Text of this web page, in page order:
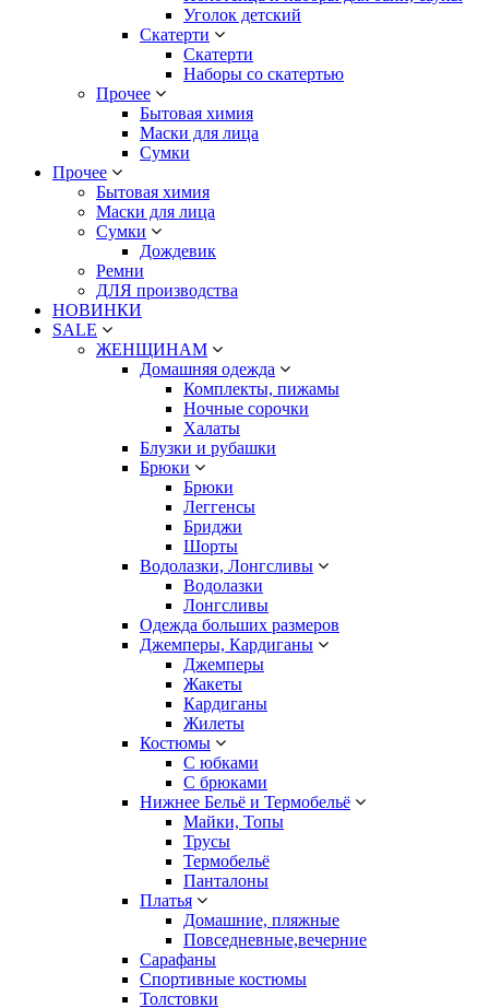
Уголок детский
Скатерти
Скатерти
Наборы со скатертью
Прочее
Бытовая химия
Маски для лица
Сумки
Прочее
Бытовая химия
Маски для лица
Сумки
Дождевик
Ремни
ДЛЯ производства
НОВИНКИ
SALE
ЖЕНЩИНАМ
Домашняя одежда
Комплекты, пижамы
Ночные сорочки
Халаты
Блузки и рубашки
Брюки
Брюки
Леггенсы
Бриджи
Шорты
Водолазки, Лонгсливы
Водолазки
Лонгсливы
Одежда больших размеров
Джемперы, Кардиганы
Джемперы
Жакеты
Кардиганы
Жилеты
Костюмы
С юбками
С брюками
Нижнее Бельё и Термобельё
Майки, Топы
Трусы
Термобельё
Панталоны
Платья
Домашние, пляжные
Повседневные,вечерние
Сарафаны
Спортивные костюмы
Толстовки